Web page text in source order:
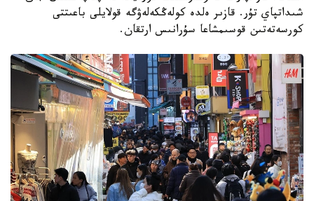
شىداتپاي تۇر. قازىر ەلدە كولەڭكەلەۋگە قولايلى باعىتتى
كورسەتەتىن قوسىمشاعا سۇرانىس ارتقان.